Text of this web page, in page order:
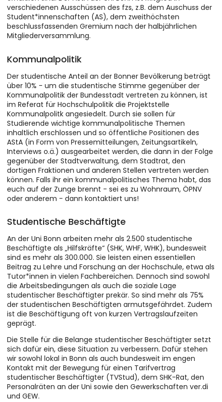
verschiedenen Ausschüssen des fzs, z.B. dem Auschuss der
Student*innenschaften (AS), dem zweithöchsten
beschlussfassenden Gremium nach der halbjährlichen
Mitgliederversammlung.
Kommunalpolitik
Der studentische Anteil an der Bonner Bevölkerung beträgt
über 10% - um die studentische Stimme gegenüber der
Kommunalpolitik der Bundesstadt vertreten zu können, ist
im Referat für Hochschulpolitik die Projektstelle
Kommunalpolitk angesiedelt. Durch sie sollen für
Studierende wichtige kommunalpolitische Themen
inhaltlich erschlossen und so öffentliche Positionen des
AStA (in Form von Pressemitteilungen, Zeitungsartikeln,
Interviews o.ä.) ausgearbeitet werden, die dann in der Folge
gegenüber der Stadtverwaltung, dem Stadtrat, den
dortigen Fraktionen und anderen Stellen vertreten werden
können. Falls ihr ein kommunalpolitisches Thema habt, das
euch auf der Zunge brennt - sei es zu Wohnraum, ÖPNV
oder anderem - dann kontaktiert uns!
Studentische Beschäftigte
An der Uni Bonn arbeiten mehr als 2.500 studentische
Beschäftigte als „Hilfskräfte“ (SHK, WHF, WHK), bundesweit
sind es mehr als 300.000. Sie leisten einen essentiellen
Beitrag zu Lehre und Forschung an der Hochschule, etwa als
Tutor*innen in vielen Fachbereichen. Dennoch sind sowohl
die Arbeitsbedingungen als auch die soziale Lage
studentischer Beschäftigter prekär. So sind mehr als 75%
der studentischen Beschäftigten armutsgefährdet. Zudem
ist die Beschäftigung oft von kurzen Vertragslaufzeiten
geprägt.
Die Stelle für die Belange studentischer Beschäftigter setzt
sich dafür ein, diese Situation zu verbessern. Dafür stehen
wir sowohl lokal in Bonn als auch bundesweit im engen
Kontakt mit der Bewegung für einen Tarifvertrag
studentischer Beschäftigter (TVStud), dem SHK-Rat, den
Personalräten an der Uni sowie den Gewerkschaften ver.di
und GEW.